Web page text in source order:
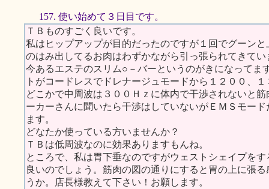
157. 使い始めて３日目です。
ＴＢものすごく良いです。
私はヒップアップが目的だったのですが１回でグーン
のはみ出してるお肉はわずかながら引っ張られてきて
今あるエステのスリム○－バーというのがきになってま
トがコードレスでドレナージュモードから１２００、
どこかで中周波は３００Ｈｚに体内で干渉されないと
ーカーさんに聞いたら干渉はしていないがＥＭＳモー
ます。
どなたか使っている方いませんか？
ＴＢは低周波なのに効果ありますもんね。
ところで、私は胃下垂なのですがウェストシェイプを
良いのでしょう。筋肉の図の通りにすると胃の上に張
うか。店長様教えて下さい！お願します。